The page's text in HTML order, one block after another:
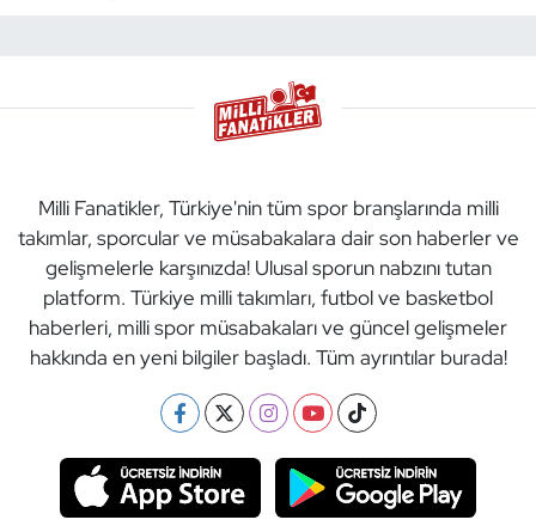
Milli Fanatikler, Türkiye'nin tüm spor branşlarında milli
takımlar, sporcular ve müsabakalara dair son haberler ve
gelişmelerle karşınızda! Ulusal sporun nabzını tutan
platform. Türkiye milli takımları, futbol ve basketbol
haberleri, milli spor müsabakaları ve güncel gelişmeler
hakkında en yeni bilgiler başladı. Tüm ayrıntılar burada!